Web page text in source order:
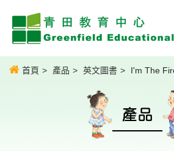
首頁 產品 英文圖書 I'm The
產品